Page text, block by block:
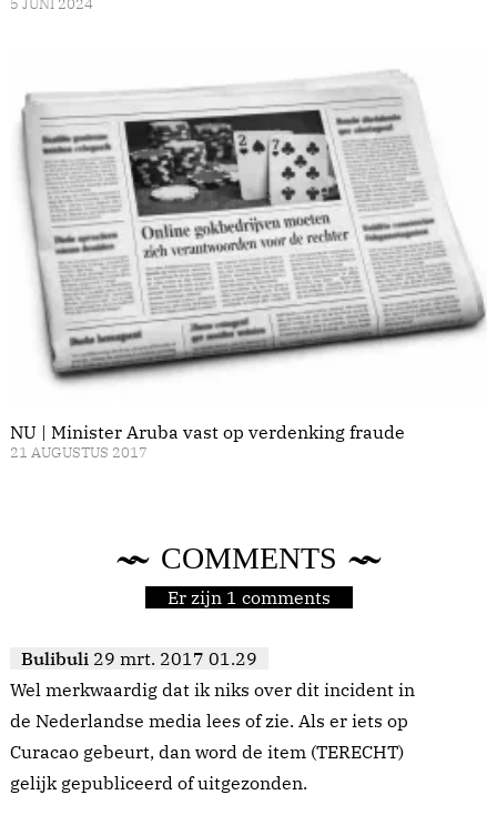
5 JUNI 2024
NU | Minister Aruba vast op verdenking fraude
21 AUGUSTUS 2017
COMMENTS
Er zijn 1 comments
Bulibuli 29 mrt. 2017 01.29
Wel merkwaardig dat ik niks over dit incident in
de Nederlandse media lees of zie. Als er iets op
Curacao gebeurt, dan word de item (TERECHT)
gelijk gepubliceerd of uitgezonden.